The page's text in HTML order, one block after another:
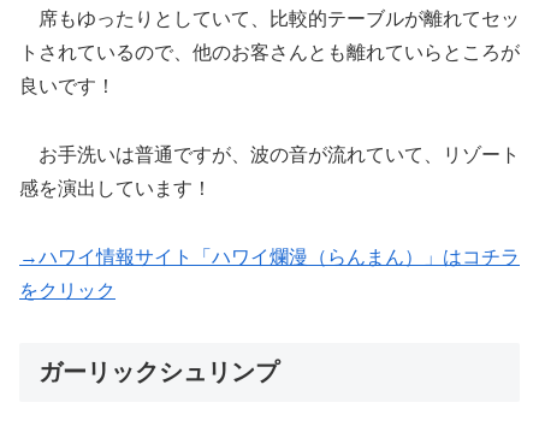
席もゆったりとしていて、比較的テーブルが離れてセッ
トされているので、他のお客さんとも離れていらところが
良いです！
お手洗いは普通ですが、波の音が流れていて、リゾート
感を演出しています！
→ハワイ情報サイト「ハワイ爛漫（らんまん）」はコチラ
をクリック
ガーリックシュリンプ